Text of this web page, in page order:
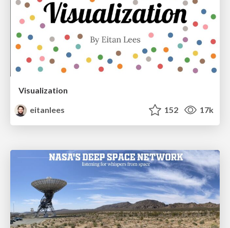
Visualization
eitanlees
152 17k